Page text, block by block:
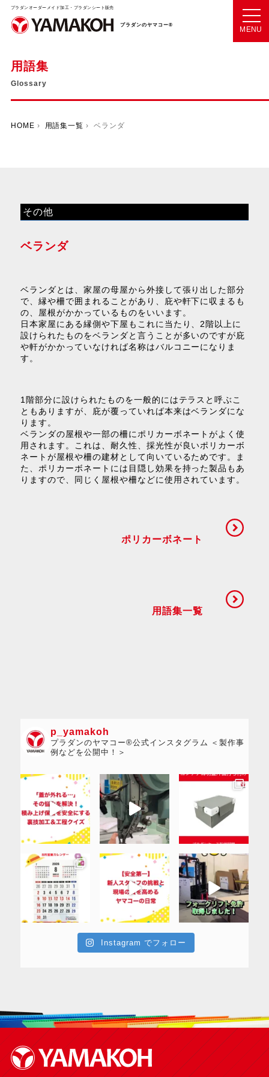
プラダンオーダーメイド加工・プラダンシート販売
プラダンのヤマコー®
MENU
用語集
Glossary
HOME › 用語集一覧 › ベランダ
その他
ベランダ
ベランダとは、家屋の母屋から外接して張り出した部分
で、縁や柵で囲まれることがあり、庇や軒下に収まるも
の、屋根がかかっているものをいいます。
日本家屋にある縁側や下屋もこれに当たり、2階以上に
設けられたものをベランダと言うことが多いのですが庇
や軒がかかっていなければ名称はバルコニーになりま
す。
1階部分に設けられたものを一般的にはテラスと呼ぶこ
ともありますが、庇が覆っていれば本来はベランダにな
ります。
ベランダの屋根や一部の柵にポリカーボネートがよく使
用されます。これは、耐久性、採光性が良いポリカーボ
ネートが屋根や柵の建材として向いているためです。ま
た、ポリカーボネートには目隠し効果を持った製品もあ
りますので、同じく屋根や柵などに使用されています。
ポリカーボネート
用語集一覧
p_yamakoh
プラダンのヤマコー®公式インスタグラム ＜製作事
例などを公開中！＞
Instagram でフォロー